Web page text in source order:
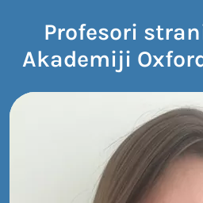
Profesori
Akademiji